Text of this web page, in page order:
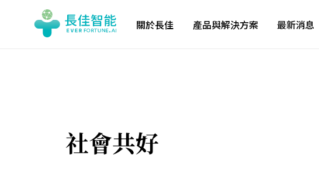
關於長佳 產品與解決方案 最新消息
社會共好